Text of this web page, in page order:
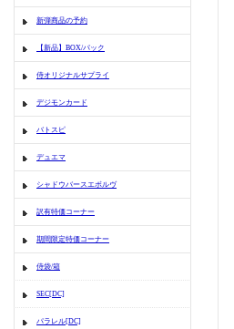
新弾商品の予約
【新品】BOX/パック
侍オリジナルサプライ
デジモンカード
バトスピ
デュエマ
シャドウバースエボルヴ
訳有特価コーナー
期間限定特価コーナー
侍袋/箱
SEC[DC]
パラレル[DC]